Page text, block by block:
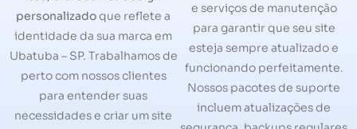
personalizadoque reflete a
identidade da sua marca em
Ubatuba – SP. Trabalhamos de
perto com nossos clientes
para entender suas
necessidades e criar um site
e serviços de manutenção
para garantir que seu site
esteja sempre atualizado e
funcionando perfeitamente.
Nossos pacotes de suporte
incluem atualizações de